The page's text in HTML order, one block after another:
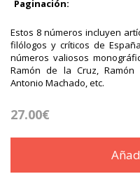
Paginación:
Estos 8 números incluyen
filólogos y críticos de
números valiosos
Ramón de la Cruz, Ramón
Antonio Machado, etc.
27.00€